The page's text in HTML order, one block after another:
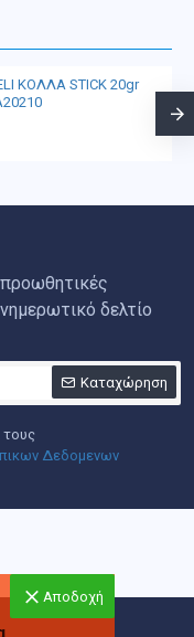
ΚΟΛΛΑ STICK 20gr
δελτίο
Καταχώρηση
Δεδομενων
Αποδοχή